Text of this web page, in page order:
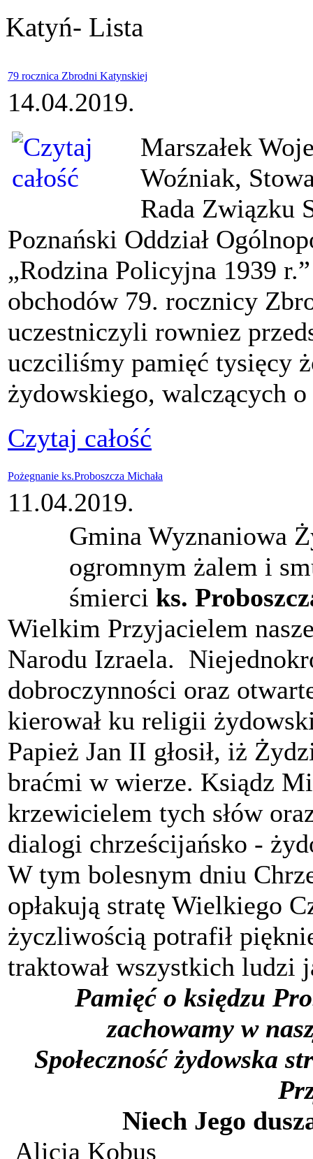
Katyń- Lista
79 rocznica Zbrodni Katynskiej
14.04.2019.
Marszałek
Woźniak,
Rada Związku
Poznański Oddział
„Rodzina Policyjna 1939
obchodów 79. rocznicy
uczestniczyli rowniez
uczciliśmy pamięć tysięcy
żydowskiego, walczących
Czytaj całość
Pożegnanie ks.Proboszcza Michała
11.04.2019.
Gmina Wyznaniowa
ogromnym żalem i
śmierci ks.
Wielkim Przyjacielem
Narodu Izraela.
dobroczynności oraz
kierował ku religii
Papież Jan II głosił, iż
braćmi w wierze. Ksiądz
krzewicielem tych słów
dialogi chrześcijańsko -
W tym bolesnym dniu
opłakują stratę Wielkiego
życzliwością potrafił
traktował wszystkich ludzi
Pamięć o księdzu
zachowamy w
Społeczność żydowska
Niech Jego
Alicja Kobus